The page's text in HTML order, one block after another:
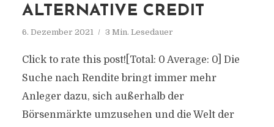
ALTERNATIVE CREDIT
6. Dezember 2021 3 Min. Lesedauer
Click to rate this post![Total: 0 Average: 0] Die
Suche nach Rendite bringt immer mehr
Anleger dazu, sich außerhalb der
Börsenmärkte umzusehen und die Welt der